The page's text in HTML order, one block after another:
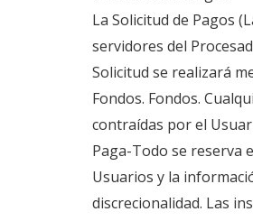
La Solicitud de Pagos
servidores del
Solicitud se realizará
Fondos. Fondos.
contraídas por el
Paga-Todo se reserva
Usuarios y la
discrecionalidad. Las